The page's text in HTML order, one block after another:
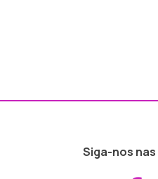
Siga-nos